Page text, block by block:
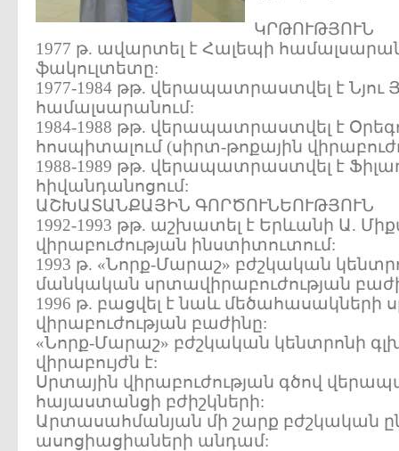
ԿՐԹՈՒԹՅՈՒՆ
1977 թ. ավարտել է Հալեպի
ֆակուլտետը:
1977-1984 թթ. վերապատրաստվել է Նյու
համալսարանում:
1984-1988 թթ. վերապատրաստվել է
հոսպիտալում (սիրտ-թոքային
1988-1989 թթ. վերապատրաստվել է
հիվանդանոցում:
ԱՇԽԱՏԱՆՔԱՅԻՆ ԳՈՐԾՈՒՆԵՈՒԹՅՈՒՆ
1992-1993 թթ. աշխատել է Երևանի Ա.
վիրաբուժության ինստիտուտում:
1993 թ. «Նորք-Մարաշ» բժշկական
մանկական սրտավիրաբուժության
1996 թ. բացվել է նաև մեծահասակների
վիրաբուժության բաժինը:
«Նորք-Մարաշ» բժշկական կենտրոնի
վիրաբույժն է:
Սրտային վիրաբուժության գծով
հայաստանցի բժիշկների:
Արտասահմանյան մի շարք բժշկական
ասոցիացիաների անդամ: